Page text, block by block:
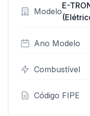
Modelo
E-
Ano Modelo
Combustível
Código FIPE